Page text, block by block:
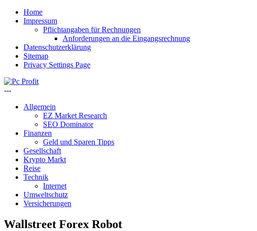
Home
Impressum
Pflichtangaben für Rechnungen
Anforderungen an die Eingangsrechnung
Datenschutzerklärung
Sitemap
Privacy Settings Page
---
Allgemein
EZ Market Research
SEO Dominator
Finanzen
Geld und Sparen Tipps
Gesellschaft
Krypto Markt
Reise
Technik
Internet
Umweltschutz
Versicherungen
Wallstreet Forex Robot